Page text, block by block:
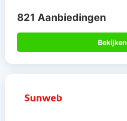
821 Aanbiedingen
Bekijken